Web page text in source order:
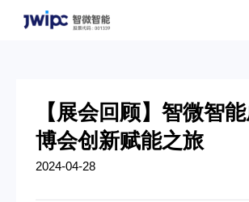
【展会回顾】智微智
博会创新赋能之旅
2024-04-28